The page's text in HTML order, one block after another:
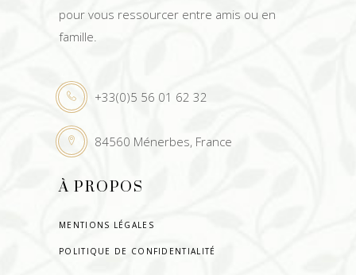
pour vous ressourcer entre amis ou en
famille.
+33(0)5 56 01 62 32
84560 Ménerbes, France
À PROPOS
MENTIONS LÉGALES
POLITIQUE DE CONFIDENTIALITÉ